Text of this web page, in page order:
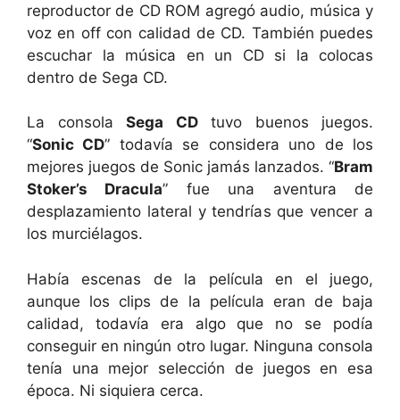
reproductor de CD ROM agregó audio, música y
voz en off con calidad de CD. También puedes
escuchar la música en un CD si la colocas
dentro de Sega CD.
La consola Sega CDtuvo buenos juegos.
“Sonic CD” todavía se considera uno de los
mejores juegos de Sonic jamás lanzados. “Bram
Stoker’s Dracula” fue una aventura de
desplazamiento lateral y tendrías que vencer a
los murciélagos.
Había escenas de la película en el juego,
aunque los clips de la película eran de baja
calidad, todavía era algo que no se podía
conseguir en ningún otro lugar. Ninguna consola
tenía una mejor selección de juegos en esa
época. Ni siquiera cerca.